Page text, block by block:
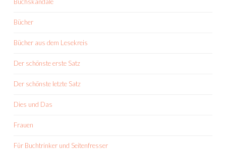
Bücher
Bücher aus dem Lesekreis
Der schönste erste Satz
Der schönste letzte Satz
Dies und Das
Frauen
Für Buchtrinker und Seitenfresser